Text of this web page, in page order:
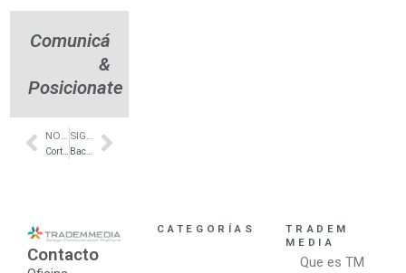
Comunicá
&
Posicionate
Prev Next
Contacto
CATEGORÍAS
TRADEM
MEDIA
Que es TM